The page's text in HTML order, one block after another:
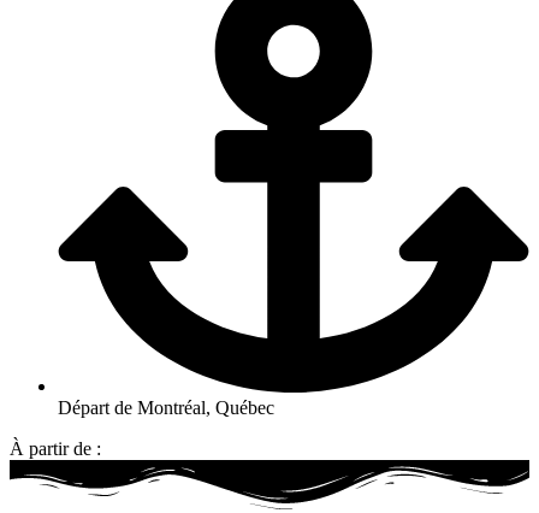
Départ de Montréal, Québec
À partir de :